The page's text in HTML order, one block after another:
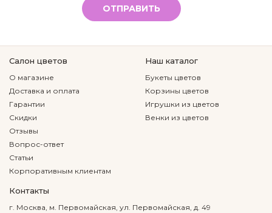
ОТПРАВИТЬ
Салон цветов
О магазине
Доставка и оплата
Гарантии
Скидки
Отзывы
Вопрос-ответ
Статьи
Корпоративным клиентам
Наш каталог
Букеты цветов
Корзины цветов
Игрушки из цветов
Венки из цветов
Контакты
г. Москва, м. Первомайская, ул. Первомайская, д. 49